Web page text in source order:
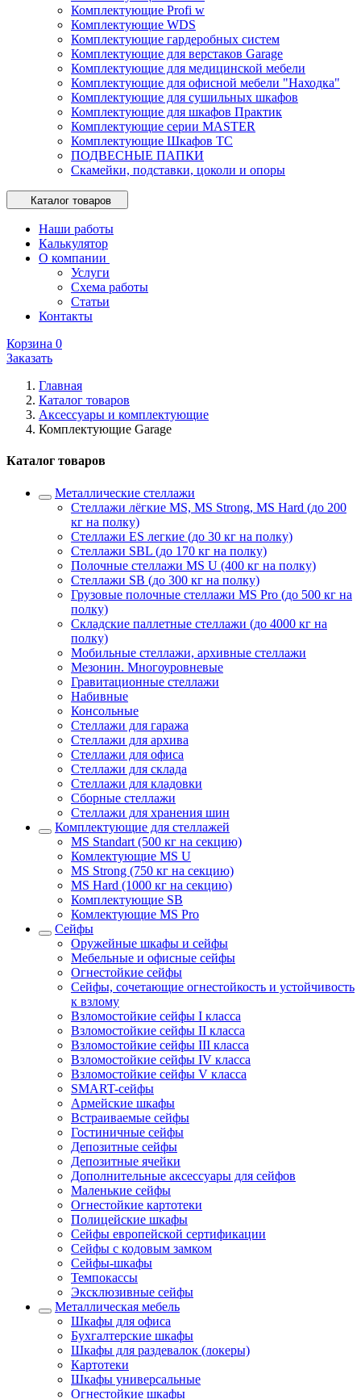
Комплектующие Profi w
Комплектующие WDS
Комплектующие гардеробных систем
Комплектующие для верстаков Garage
Комплектующие для медицинской мебели
Комплектующие для офисной мебели "Находка"
Комплектующие для сушильных шкафов
Комплектующие для шкафов Практик
Комплектующие серии MASTER
Комплектующие Шкафов ТС
ПОДВЕСНЫЕ ПАПКИ
Скамейки, подставки, цоколи и опоры
Каталог товаров
Наши работы
Калькулятор
О компании
Услуги
Схема работы
Статьи
Контакты
Корзина 0
Заказать
Главная
Каталог товаров
Аксессуары и комплектующие
Комплектующие Garage
Каталог товаров
Металлические стеллажи
Стеллажи лёгкие MS, MS Strong, MS Hard (до 200
кг на полку)
Стеллажи ES легкие (до 30 кг на полку)
Стеллажи SBL (до 170 кг на полку)
Полочные стеллажи MS U (400 кг на полку)
Стеллажи SB (до 300 кг на полку)
Грузовые полочные стеллажи MS Pro (до 500 кг на
полку)
Складские паллетные стеллажи (до 4000 кг на
полку)
Мобильные стеллажи, архивные стеллажи
Мезонин. Многоуровневые
Гравитационные стеллажи
Набивные
Консольные
Стеллажи для гаража
Стеллажи для архива
Стеллажи для офиса
Стеллажи для склада
Стеллажи для кладовки
Сборные стеллажи
Стеллажи для хранения шин
Комплектующие для стеллажей
MS Standart (500 кг на секцию)
Комлектующие MS U
MS Strong (750 кг на секцию)
MS Hard (1000 кг на секцию)
Комплектующие SB
Комлектующие MS Pro
Сейфы
Оружейные шкафы и сейфы
Мебельные и офисные сейфы
Огнестойкие сейфы
Сейфы, сочетающие огнестойкость и устойчивость
к взлому
Взломостойкие сейфы I класса
Взломостойкие сейфы II класса
Взломостойкие сейфы III класса
Взломостойкие сейфы IV класса
Взломостойкие сейфы V класса
SMART-сейфы
Армейские шкафы
Встраиваемые сейфы
Гостиничные сейфы
Депозитные сейфы
Депозитные ячейки
Дополнительные аксессуары для сейфов
Маленькие сейфы
Огнестойкие картотеки
Полицейские шкафы
Сейфы европейской сертификации
Сейфы с кодовым замком
Сейфы-шкафы
Темпокассы
Эксклюзивные сейфы
Металлическая мебель
Шкафы для офиса
Бухгалтерские шкафы
Шкафы для раздевалок (локеры)
Картотеки
Шкафы универсальные
Огнестойкие шкафы